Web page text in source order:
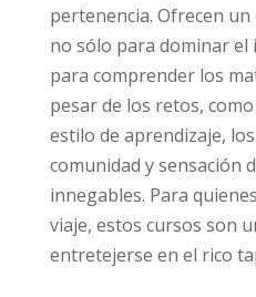
pertenencia. Ofrecen
no sólo para dominar el
para comprender los
pesar de los retos,
estilo de aprendizaje,
comunidad y sensación
innegables. Para
viaje, estos cursos son
entretejerse en el rico